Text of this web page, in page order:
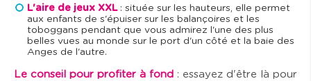
L'aire de jeux XXL : située sur les hauteurs, elle permet
aux enfants de s'épuiser sur les balançoires et les
toboggans pendant que vous admirez l'une des plus
belles vues au monde sur le port d'un côté et la baie des
Anges de l'autre.
Le conseil pour profiter à fond : essayez d'être là pour